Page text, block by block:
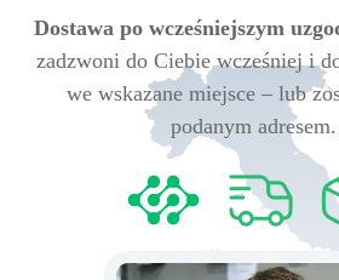
Dostawa po wcześniejszym
zadzwoni do Ciebie wcześniej i
we wskazane miejsce – lub
podanym adresem.